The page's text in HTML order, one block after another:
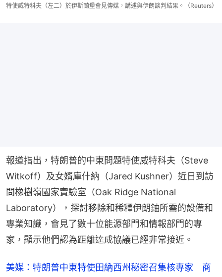
特使威特科夫（左二）於伊斯蘭堡會見傳媒，講述與伊朗談判結果。（Reuters）
報道指出，特朗普的中東問題特使威特科夫（Steve
Witkoff）及女婿庫什納（Jared Kushner）近日到訪
問橡樹嶺國家實驗室（Oak Ridge National
Laboratory），探討移除和稀釋伊朗鈾所需的設備和
專業知識，會見了數十位能源部門和情報部門的專
家，顯示他們認為距離達成協議已經非常接近。
美媒：特朗普中東特使田納西州秘密召集核專家 商